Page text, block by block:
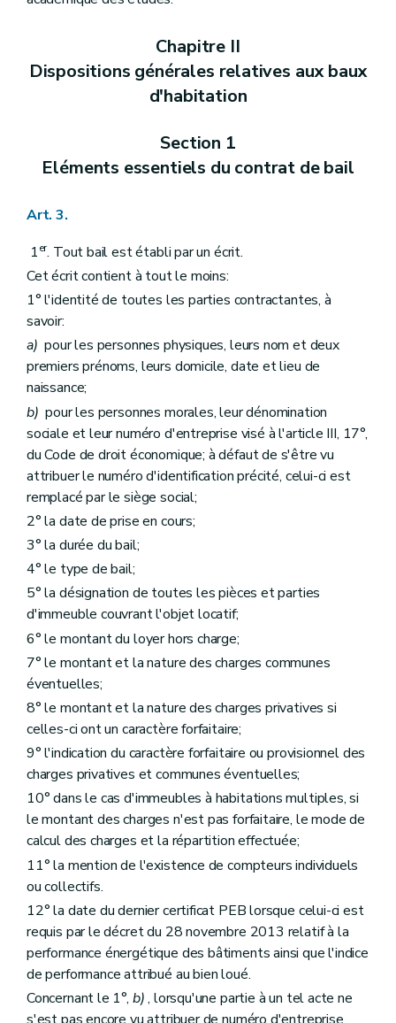
Art. 74
Dispositions particulières relatives au bail étudiant
Art. 77
Art. 82
Art. 82/1
Art. 84
Art. 85
Art. 86
Art. 87
Art. 88
Chapitre VII
Grille indicative des loyers
Art. 89
Art. 89/1
Chapitre VIII
Disposition modificative
Art. 90
Chapitre IX
Art. 91
Chapitre X Disposition abrogatoire
Art. 92
Chapitre XI Habilitation du Gouvernement en vue d'une codification
Art. 93
Chapitre XII Disposition finale
Art. 94
Chapitre II
Dispositions générales relatives aux baux
d'habitation
Section 1
Eléments essentiels du contrat de bail
Art. 3.
1er. Tout bail est établi par un écrit.
Cet écrit contient à tout le moins:
1° l'identité de toutes les parties contractantes, à
savoir:
a) pour les personnes physiques, leurs nom et deux
premiers prénoms, leurs domicile, date et lieu de
naissance;
b) pour les personnes morales, leur dénomination
sociale et leur numéro d'entreprise visé à l'article III, 17°,
du Code de droit économique; à défaut de s'être vu
attribuer le numéro d'identification précité, celui-ci est
remplacé par le siège social;
2° la date de prise en cours;
3° la durée du bail;
4° le type de bail;
5° la désignation de toutes les pièces et parties
d'immeuble couvrant l'objet locatif;
6° le montant du loyer hors charge;
7° le montant et la nature des charges communes
éventuelles;
8° le montant et la nature des charges privatives si
celles-ci ont un caractère forfaitaire;
9° l'indication du caractère forfaitaire ou provisionnel des
charges privatives et communes éventuelles;
10° dans le cas d'immeubles à habitations multiples, si
le montant des charges n'est pas forfaitaire, le mode de
calcul des charges et la répartition effectuée;
11° la mention de l'existence de compteurs individuels
ou collectifs.
12° la date du dernier certificat PEB lorsque celui-ci est
requis par le décret du 28 novembre 2013 relatif à la
performance énergétique des bâtiments ainsi que l'indice
de performance attribué au bien loué.
Concernant le 1°, b), lorsqu'une partie à un tel acte ne